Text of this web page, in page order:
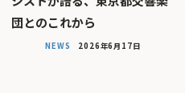
団とのこれから
NEWS 2026年6月17日